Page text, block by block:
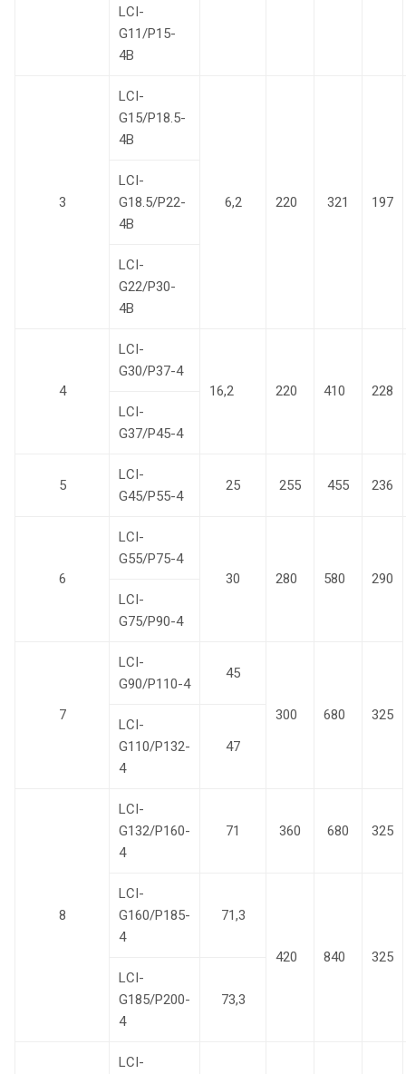
LCI-
G11/P15-
4B
3
LCI-
G15/P18.5-
4B
6,2 220 321 197
LCI-
G18.5/P22-
4B
LCI-
G22/P30-
4B
4
LCI-
G30/P37-4
16,2
220 410
228
LCI-
G37/P45-4
5
LCI-
G45/P55-4
25 255 455 236
6
LCI-
G55/P75-4
30
280 580
290
LCI-
G75/P90-4
7
LCI-
G90/P110-4
45
300 680 325
LCI-
G110/P132-
4
47
8
LCI-
G132/P160-
4
71 360 680 325
LCI-
G160/P185-
4
71,3
420 840
325
LCI-
G185/P200-
4
73,3
LCI-